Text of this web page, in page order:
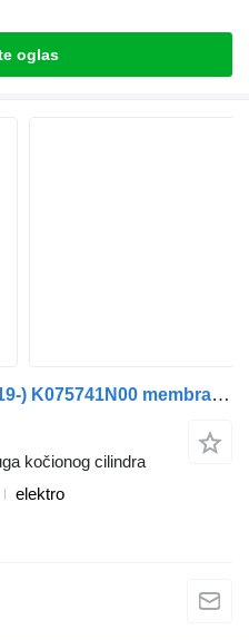
oglas
Knorr-Bremse eCollect (01.19-) K075741N00 membranska opruga kočionog cilindra za Dennis eCollect Terberg YT Magtec (2019-) tegljača
kočionog cilindra
elektro